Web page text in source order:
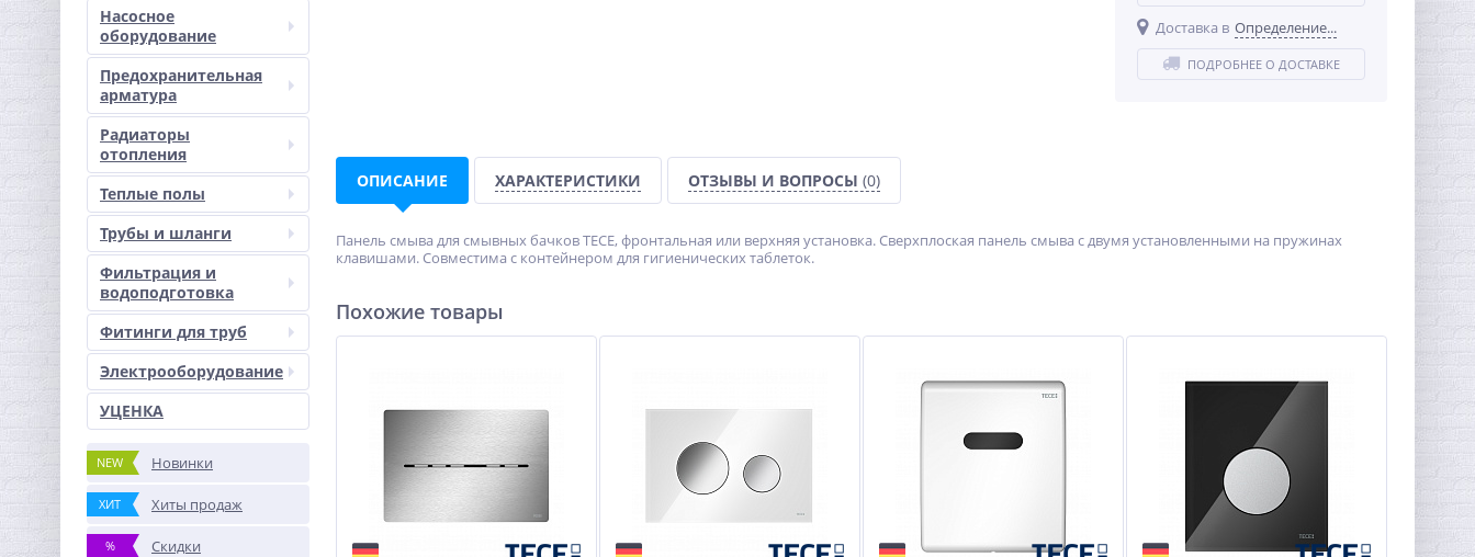
Насосное
оборудование
Предохранительная
арматура
Радиаторы
отопления
Теплые полы
Трубы и шланги
Фильтрация и
водоподготовка
Фитинги для труб
Электрооборудование
УЦЕНКА
NEW Новинки
ХИТ Хиты продаж
% Скидки
Доставка в Определение...
ПОДРОБНЕЕ О ДОСТАВКЕ
ОПИСАНИЕ ХАРАКТЕРИСТИКИ ОТЗЫВЫ И ВОПРОСЫ (0)
Панель смыва для смывных бачков TECE, фронтальная или верхняя установка. Сверхплоская панель смыва с двумя установленными на пружинах
клавишами. Совместима с контейнером для гигиенических таблеток.
Похожие товары